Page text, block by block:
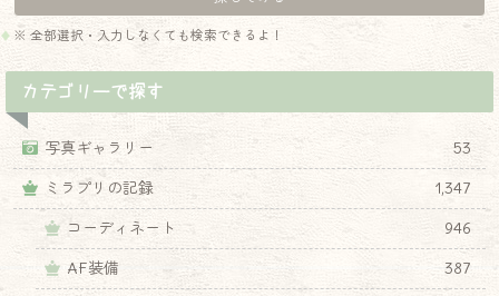
※ 全部選択・入力しなくても検索できるよ！
カテゴリーで探す
写真ギャラリー
53
ミラプリの記録
1,347
コーディネート
946
AF装備
387